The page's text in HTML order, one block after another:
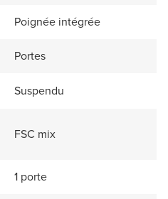
Poignée intégrée
Portes
Suspendu
FSC mix
1 porte